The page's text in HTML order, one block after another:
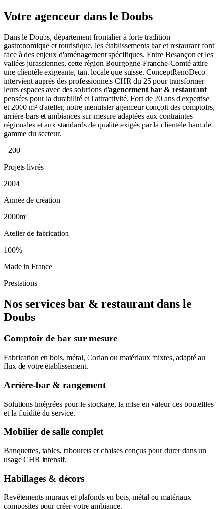
Votre agenceur dans le Doubs
Dans le Doubs, département frontalier à forte tradition
gastronomique et touristique, les établissements bar et restaurant font
face à des enjeux d'aménagement spécifiques. Entre Besançon et les
vallées jurassiennes, cette région Bourgogne-Franche-Comté attire
une clientèle exigeante, tant locale que suisse. ConceptRenoDeco
intervient auprès des professionnels CHR du 25 pour transformer
leurs espaces avec des solutions d'agencement bar & restaurant
pensées pour la durabilité et l'attractivité. Fort de 20 ans d'expertise
et 2000 m² d'atelier, notre menuisier agenceur conçoit des comptoirs,
arrière-bars et ambiances sur-mesure adaptées aux contraintes
régionales et aux standards de qualité exigés par la clientèle haut-de-
gamme du secteur.
+200
Projets livrés
2004
Année de création
2000m²
Atelier de fabrication
100%
Made in France
Prestations
Nos services bar & restaurant dans le
Doubs
Comptoir de bar sur mesure
Fabrication en bois, métal, Corian ou matériaux mixtes, adapté au
flux de votre établissement.
Arrière-bar & rangement
Solutions intégrées pour le stockage, la mise en valeur des bouteilles
et la fluidité du service.
Mobilier de salle complet
Banquettes, tables, tabourets et chaises conçus pour durer dans un
usage CHR intensif.
Habillages & décors
Revêtements muraux et plafonds en bois, métal ou matériaux
composites pour créer votre ambiance.